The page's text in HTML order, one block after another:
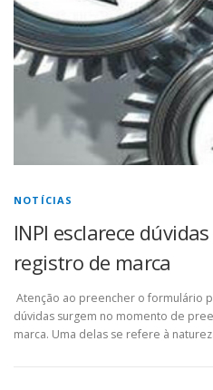
NOTÍCIAS
INPI esclarece
registro de marca
Atenção ao preencher o formulário
dúvidas surgem no momento de
marca. Uma delas se refere à